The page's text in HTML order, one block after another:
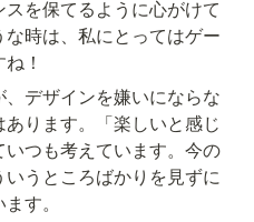
を保てるように心がけて
時は、私にとってはゲー
！
デザインを嫌いにならな
ります。「楽しいと感じ
つも考えています。今の
うところばかりを見ずに
す。